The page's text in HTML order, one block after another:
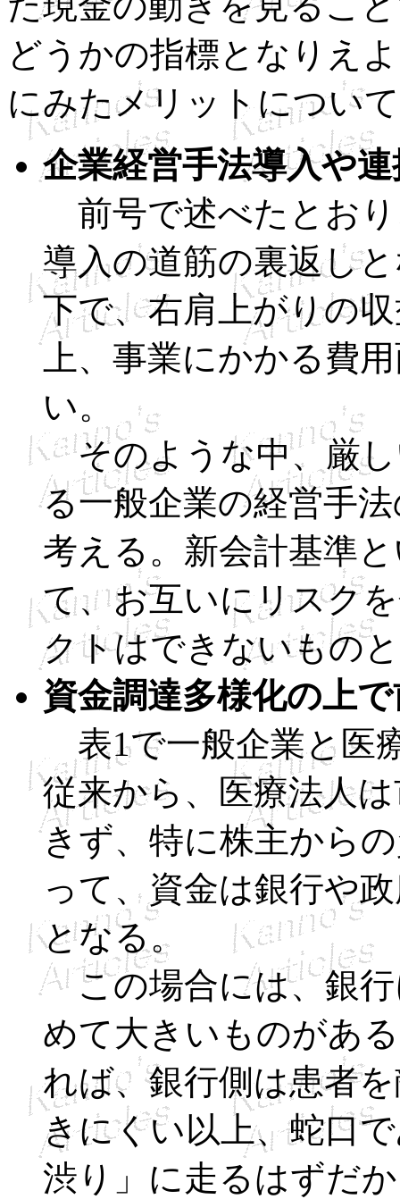
どうかの指標となりえ
にみたメリットについ
企業経営手法導入や
前号で述べたとお
導入の道筋の裏返し
下で、右肩上がりの
上、事業にかかる費
い。
そのような中、厳し
る一般企業の経営手
考える。新会計基準
て、お互いにリスク
クトはできないもの
資金調達多様化の上
表1で一般企業と医
従来から、医療法人
きず、特に株主から
って、資金は銀行や
となる。
この場合には、銀行
めて大きいものがあ
れば、銀行側は患者
きにくい以上、蛇口
渋り」に走るはずだ